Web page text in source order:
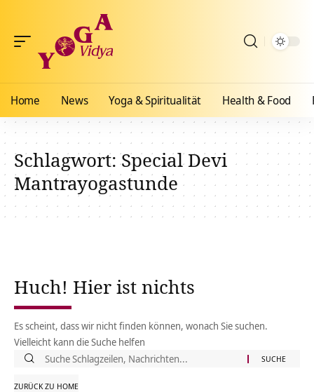
Home News Yoga & Spiritualität Health & Food
Schlagwort:Special Devi
Mantrayogastunde
Huch! Hier ist nichts
Es scheint, dass wir nicht finden können, wonach Sie suchen.
Vielleicht kann die Suche helfen
Suche
ZURÜCK ZU HOME